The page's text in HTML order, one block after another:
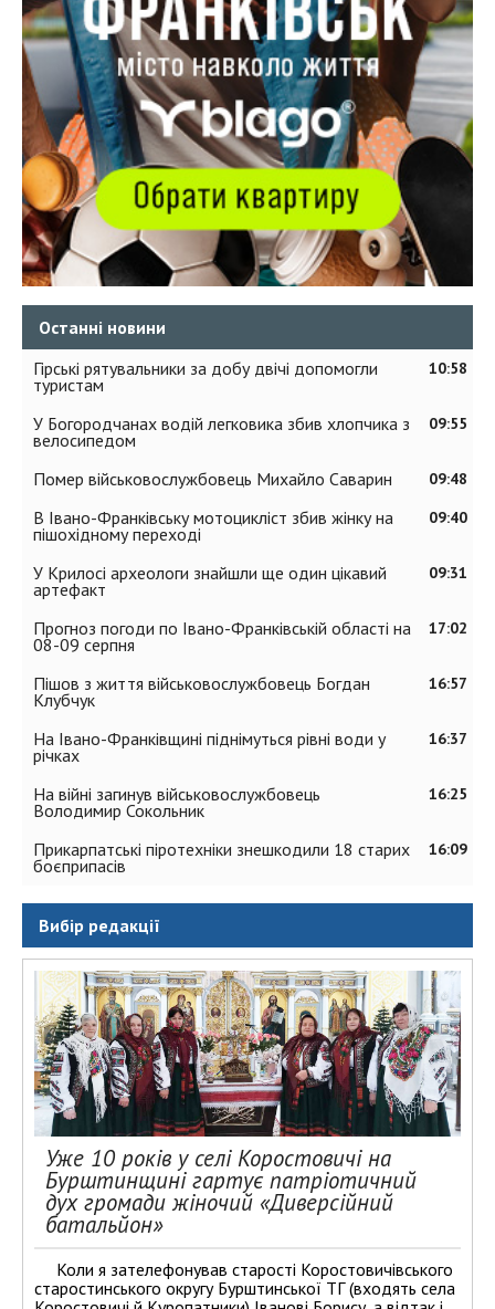
Останні новини
10:58
Гірські рятувальники за добу двічі допомогли
туристам
09:55
У Богородчанах водій легковика збив хлопчика з
велосипедом
09:48
Помер військовослужбовець Михайло Саварин
09:40
В Івано-Франківську мотоцикліст збив жінку на
пішохідному переході
09:31
У Крилосі археологи знайшли ще один цікавий
артефакт
17:02
Прогноз погоди по Івано-Франківській області на
08-09 серпня
16:57
Пішов з життя військовослужбовець Богдан
Клубчук
16:37
На Івано-Франківщині піднімуться рівні води у
річках
16:25
На війні загинув військовослужбовець
Володимир Сокольник
16:09
Прикарпатські піротехніки знешкодили 18 старих
боєприпасів
Вибір редакції
Уже 10 років у селі Коростовичі на
Бурштинщині гартує патріотичний
дух громади жіночий «Диверсійний
батальйон»
Коли я зателефонував старості Коростовичівського
старостинського округу Бурштинської ТГ (входять села